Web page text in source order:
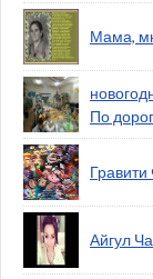
Мама,
По
Гравити
Айгул